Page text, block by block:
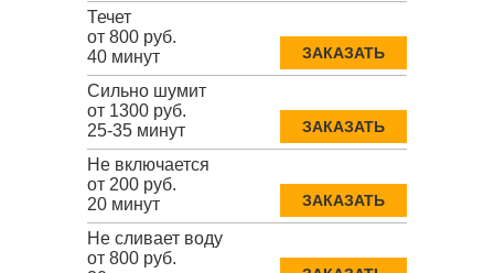
Течет
от 800 руб.
40 минут
ЗАКАЗАТЬ
Сильно шумит
от 1300 руб.
25-35 минут
ЗАКАЗАТЬ
Не включается
от 200 руб.
20 минут
ЗАКАЗАТЬ
Не сливает воду
от 800 руб.